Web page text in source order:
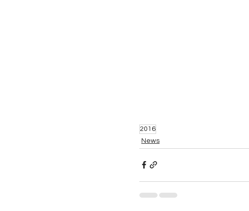
2016
News